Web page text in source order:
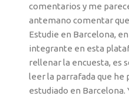
comentarios y me
antemano comentar
Estudie en Barcelona,
integrante en esta
rellenar la encuesta, es
leer la parrafada que he
estudiado en Barcelona.